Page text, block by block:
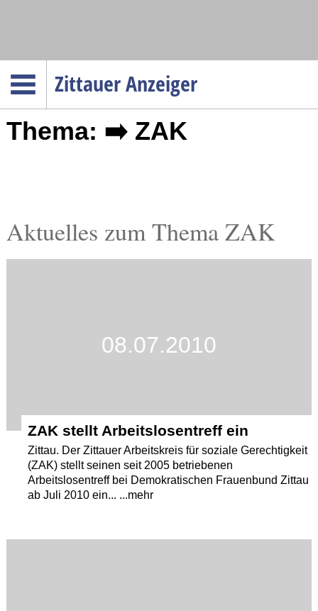
Zittauer Anzeiger
Menüpunkte
Startseite
Verkehr
Thema: ➡️ ZAK
Aktuelles zum Thema ZAK
08.07.2010
ZAK stellt Arbeitslosentreff ein
Zittau. Der Zittauer Arbeitskreis für soziale Gerechtigkeit
(ZAK) stellt seinen seit 2005 betriebenen
Arbeitslosentreff bei Demokratischen Frauenbund Zittau
ab Juli 2010 ein... ...mehr